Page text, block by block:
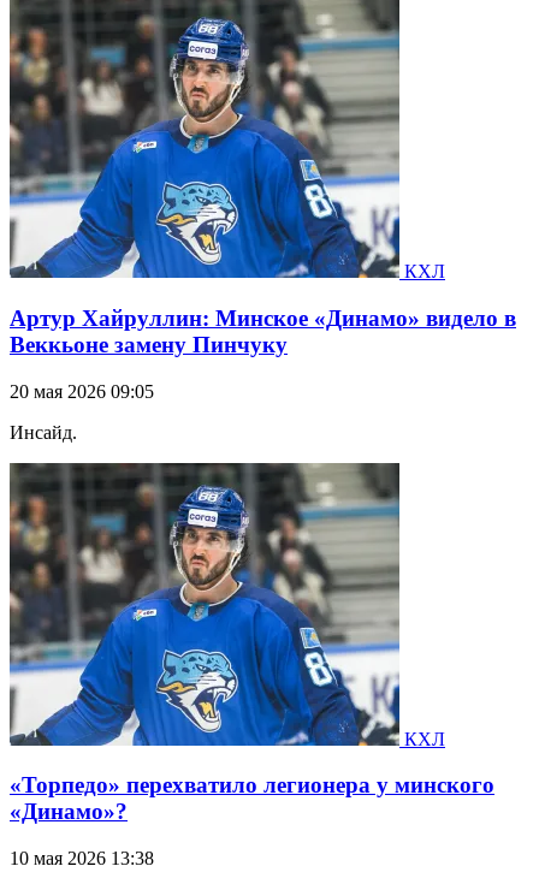
КХЛ
Артур Хайруллин: Минское «Динамо» видело в
Веккьоне замену Пинчуку
20 мая 2026 09:05
Инсайд.
КХЛ
«Торпедо» перехватило легионера у минского
«Динамо»?
10 мая 2026 13:38